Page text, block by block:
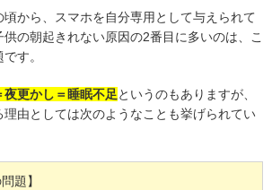
から、スマホを自分専用として与えられて
の朝起きれない原因の2番目に多いのは、こ
す。
夜更かし＝睡眠不足というのもありますが、
由としては次のようなことも挙げられてい
題】